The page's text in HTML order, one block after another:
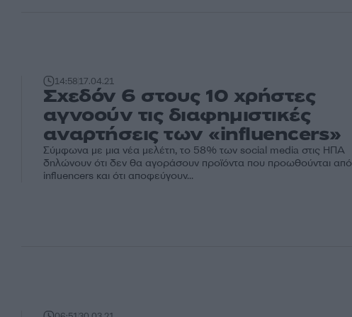
14:5817.04.21
Σχεδόν 6 στους 10 χρήστες
αγνοούν τις διαφημιστικές
αναρτήσεις των «influencers»
Σύμφωνα με μια νέα μελέτη, το 58% των social media στις ΗΠΑ
δηλώνουν ότι δεν θα αγοράσουν προϊόντα που προωθούνται από
influencers και ότι αποφεύγουν...